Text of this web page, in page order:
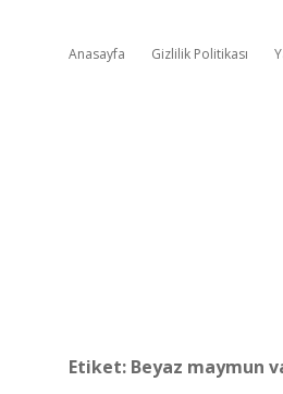
Anasayfa Gizlilik Politikası
Etiket: Beyaz maymun